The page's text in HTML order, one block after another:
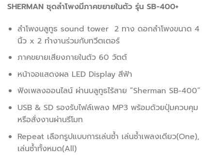
SHERMAN ชุดลำโพงมีภาคขยายในตัว รุ่น SB-400+
ลำโพงบลูทูธ sound tower 2 ทาง ดอกลำโพงขนาด 4
นิ้ว x 2 ทำงานร่วมกับทวีตเตอร์
ภาคขยายเสียงภายในตัว 60 วัตต์
หน้าจอแสดงผล LED Display สีฟ้า
ฟังเพลงออนไลน์ ผ่านบลูทูธไร้สาย “Sherman SB-400”
USB & SD รองรับไฟล์เพลง MP3 พร้อมด้วยปุ่มควบคุม
หรือสั่งงานผ่านรีโมท
Repeat เลือกรูปแบบการเล่นซ้ำ เล่นซ้ำเพลงเดียว(One),
เล่นซ้ำทั้งหมด(All)